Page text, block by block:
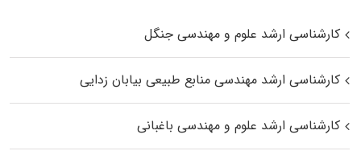
کارشناسی ارشد علوم و مهندسی جنگل
کارشناسی ارشد مهندسی منابع طبیعی بیابان زدایی
کارشناسی ارشد علوم و مهندسی باغبانی